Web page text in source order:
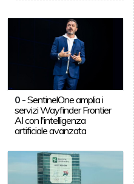
0 -SentinelOne amplia i
servizi Wayfinder Frontier
AI con l'intelligenza
artificiale avanzata